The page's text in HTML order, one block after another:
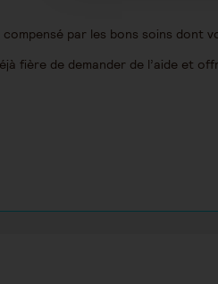
par les bons soins dont
fière de demander de l’aide et